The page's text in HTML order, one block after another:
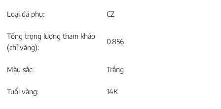
Loại đá phụ: CZ
Tổng trọng lượng tham khảo
(chỉ vàng):
0.856
Màu sắc: Trắng
Tuổi vàng: 14K